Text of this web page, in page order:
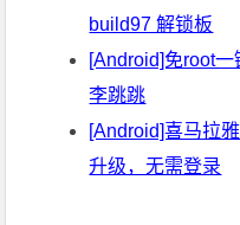
build97 解锁板
[Android]免root一
李跳跳
[Android]喜马拉
升级，无需登录